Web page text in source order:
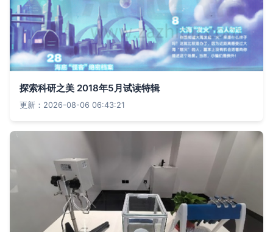
探索科研之美 2018年5月试读特辑
更新：2026-08-06 06:43:21